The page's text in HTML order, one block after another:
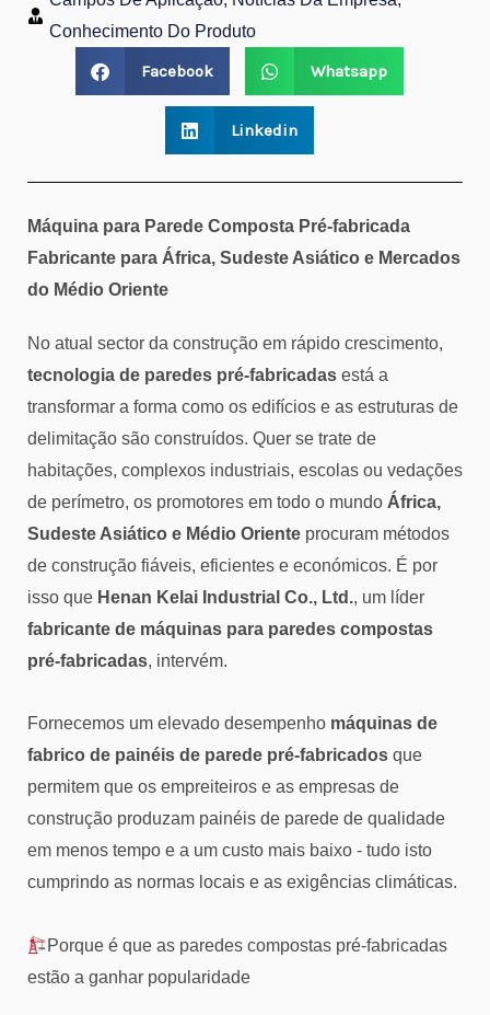
Conhecimento Do Produto
Facebook Whatsapp
Linkedin
Máquina para Parede Composta Pré-fabricada
Fabricante para África, Sudeste Asiático e Mercados
do Médio Oriente
No atual sector da construção em rápido crescimento,
tecnologia de paredes pré-fabricadas está a
transformar a forma como os edifícios e as estruturas de
delimitação são construídos. Quer se trate de
habitações, complexos industriais, escolas ou vedações
de perímetro, os promotores em todo o mundo África,
Sudeste Asiático e Médio Oriente procuram métodos
de construção fiáveis, eficientes e económicos. É por
isso que Henan Kelai Industrial Co., Ltd., um líder
fabricante de máquinas para paredes compostas
pré-fabricadas, intervém.
Fornecemos um elevado desempenho máquinas de
fabrico de painéis de parede pré-fabricados que
permitem que os empreiteiros e as empresas de
construção produzam painéis de parede de qualidade
em menos tempo e a um custo mais baixo - tudo isto
cumprindo as normas locais e as exigências climáticas.
Porque é que as paredes compostas pré-fabricadas
estão a ganhar popularidade